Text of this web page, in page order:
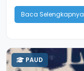
Baca Selengkapnya
PAUD